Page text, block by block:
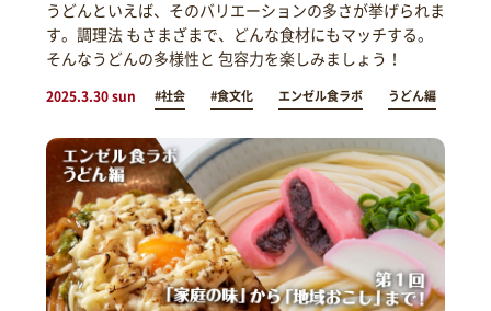
うどんといえば、そのバリエーションの多さが挙げられま
す。調理法 もさまざまで、どんな食材にもマッチする。
そんなうどんの多様性と 包容力を楽しみましょう！
2025.3.30 sun #社会 #食文化 エンゼル食ラボ うどん編